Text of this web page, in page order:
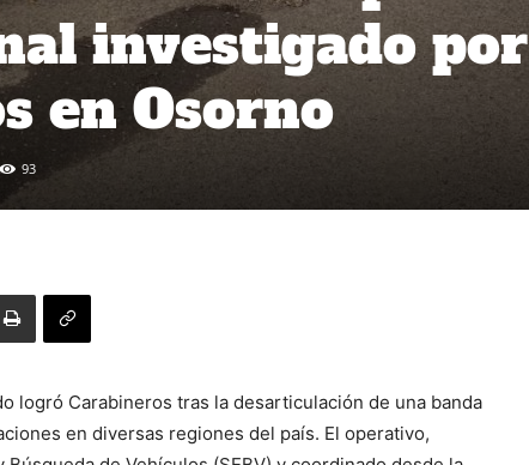
investigado por
en Osorno
93
logró Carabineros tras la desarticulación de una banda
en diversas regiones del país. El operativo,